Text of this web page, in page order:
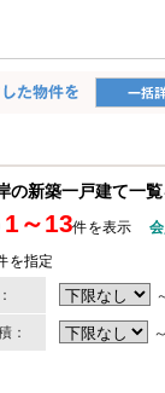
の新築一戸建て一
1～13件を表示
を指定
：